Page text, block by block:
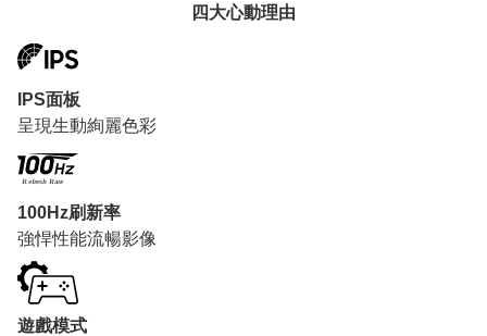
四大心動理由
IPS面板
呈現生動絢麗色彩
100Hz刷新率
強悍性能流暢影像
遊戲模式